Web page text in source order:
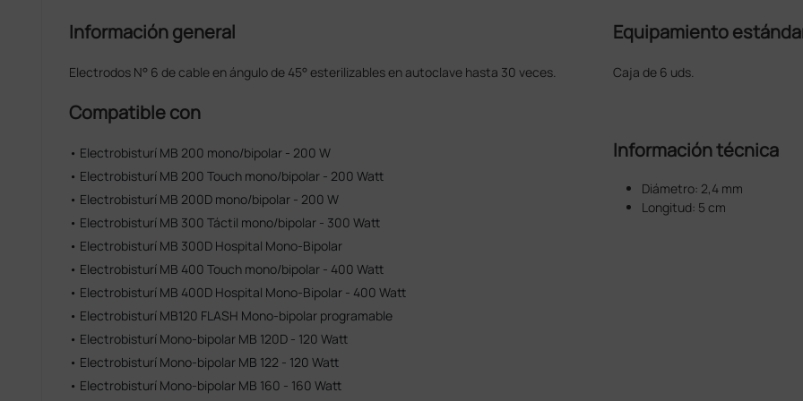
Información general
Electrodos N° 6 de cable en ángulo de 45° esterilizables en autoclave hasta 30 veces.
Compatible con
• Electrobisturí MB 200 mono/bipolar - 200 W
• Electrobisturí MB 200 Touch mono/bipolar - 200 Watt
• Electrobisturí MB 200D mono/bipolar - 200 W
• Electrobisturí MB 300 Táctil mono/bipolar - 300 Watt
• Electrobisturí MB 300D Hospital Mono-Bipolar
• Electrobisturí MB 400 Touch mono/bipolar - 400 Watt
• Electrobisturí MB 400D Hospital Mono-Bipolar - 400 Watt
• Electrobisturí MB120 FLASH Mono-bipolar programable
• Electrobisturí Mono-bipolar MB 120D - 120 Watt
• Electrobisturí Mono-bipolar MB 122 - 120 Watt
• Electrobisturí Mono-bipolar MB 160 - 160 Watt
Equipamiento
Caja de 6 uds.
Información técnica
Diámetro: 2,4 mm
Longitud: 5 cm